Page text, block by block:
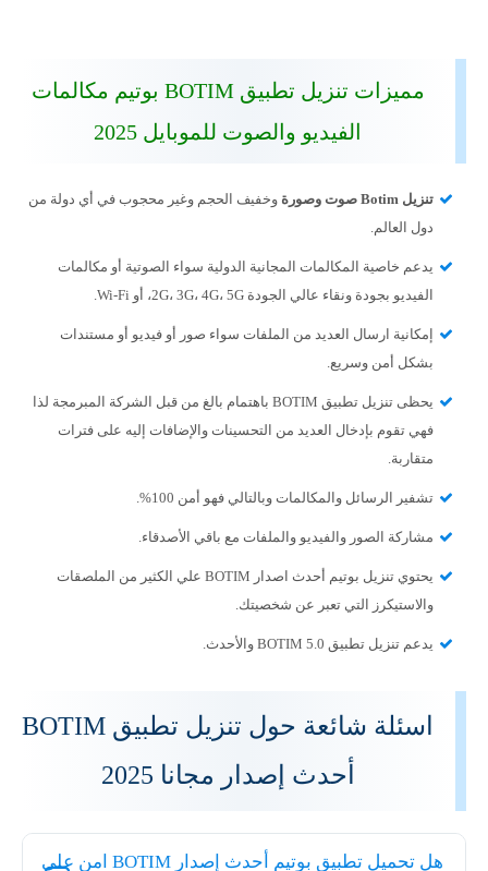
مميزات تنزيل تطبيق BOTIM بوتيم مكالمات
الفيديو والصوت للموبايل 2025
تنزيل Botim صوت وصورة
وخفيف الحجم وغير محجوب في أي دولة من
دول العالم.
يدعم خاصية المكالمات المجانية الدولية سواء الصوتية أو مكالمات
الفيديو بجودة ونقاء عالي الجودة 2G، 3G، 4G، 5G، أو Wi-Fi.
إمكانية ارسال العديد من الملفات سواء صور أو فيديو أو مستندات
بشكل أمن وسريع.
يحظى تنزيل تطبيق BOTIM باهتمام بالغ من قبل الشركة المبرمجة لذا
فهي تقوم بإدخال العديد من التحسينات والإضافات إليه على فترات
متقاربة.
تشفير الرسائل والمكالمات وبالتالي فهو أمن 100%.
مشاركة الصور والفيديو والملفات مع باقي الأصدقاء.
يحتوي تنزيل بوتيم أحدث اصدار BOTIM علي الكثير من الملصقات
والاستيكرز التي تعبر عن شخصيتك.
يدعم تنزيل تطبيق BOTIM 5.0 والأحدث.
اسئلة شائعة حول تنزيل تطبيق BOTIM
أحدث إصدار مجانا 2025
هل تحميل تطبيق بوتيم أحدث إصدار BOTIM امن علي